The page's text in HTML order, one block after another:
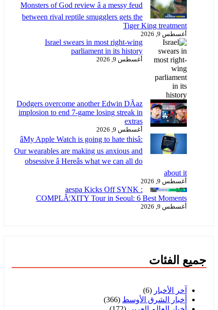
Monsters of God review â a messy feud
between rival reptile smugglers gets the
Tiger King treatment
أغسطس 9, 2026
Israel swears in most right-wing
parliament in its history
أغسطس 9, 2026
Dodgers overcome another Edwin DÃ­az
implosion to end 7-game losing streak in
extras
أغسطس 9, 2026
âMy Apple Watch is going to hate thisâ:
Our wearables are making us anxious and
obsessive â Hereâs what we can all do
about it
أغسطس 9, 2026
aespa Kicks Off SYNK :
COMPLÃ¦XITY Tour in Seoul: 6 Best Moments
أغسطس 9, 2026
جميع الفئات
آخر الأخبار (6)
أخبار الشرق الأوسط (366)